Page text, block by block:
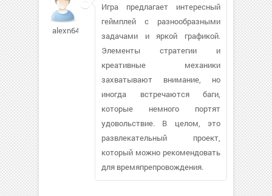
alexn6403
Игра предлагает интересный
геймплей с разнообразными
задачами и яркой графикой.
Элементы стратегии и
креативные механики
захватывают внимание, но
иногда встречаются баги,
которые немного портят
удовольствие. В целом, это
развлекательный проект,
который можно рекомендовать
для времяпрепровождения.